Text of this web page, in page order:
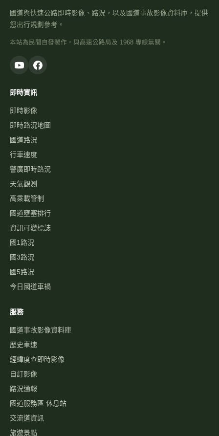
國道與快速公路即時影像、路況，以及國道事故影像資料庫，提供
您出行規劃參考。
本站為民間自發製作，與高速公路局及 1968 專線無關。
即時資訊
即時影像
即時路況地圖
國道路況
行車速度
警廣即時路況
天氣觀測
高乘載管制
國道壅塞排行
資訊可變標誌
國1路況
國3路況
國5路況
今日國道車禍
服務
國道事故影像資料庫
歷史車速
經緯度查即時影像
自訂影像
路況通報
國道服務區 休息站
交流道資訊
旅遊景點